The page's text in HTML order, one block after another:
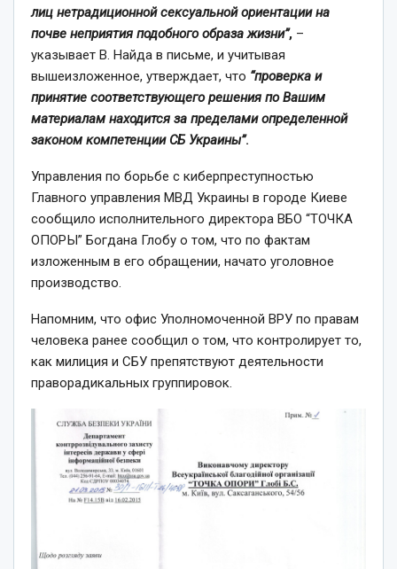
лиц нетрадиционной сексуальной ориентации на
почве неприятия подобного образа жизни”, –
указывает В. Найда в письме, и учитывая
вышеизложенное, утверждает, что “проверка и
принятие соответствующего решения по Вашим
материалам находится за пределами определенной
законом компетенции СБ Украины”.
Управления по борьбе с киберпреступностью
Главного управления МВД Украины в городе Киеве
сообщило исполнительного директора ВБО “ТОЧКА
ОПОРЫ” Богдана Глобу о том, что по фактам
изложенным в его обращении, начато уголовное
производство.
Напомним, что офис Уполномоченной ВРУ по правам
человека ранее сообщил о том, что контролирует то,
как милиция и СБУ препятствуют деятельности
праворадикальных группировок.